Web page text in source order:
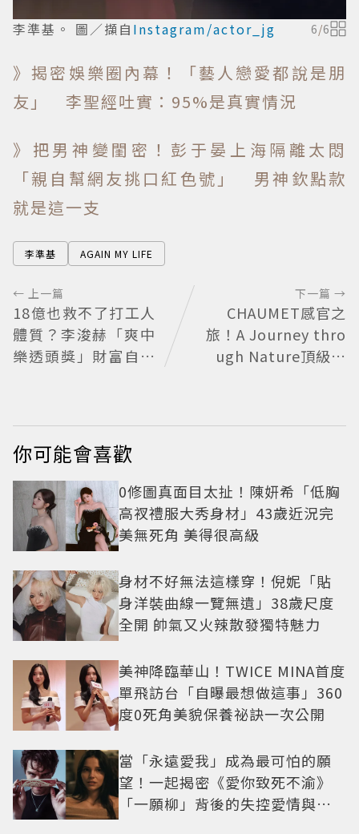
李準基。 圖／擷自 Instagram/actor_jg 6/6
》揭密娛樂圈內幕！「藝人戀愛都說是朋
友」 李聖經吐實：95%是真實情況
》把男神變閨密！彭于晏上海隔離太悶
「親自幫網友挑口紅色號」 男神欽點款
就是這一支
李準基 AGAIN MY LIFE
← 上一篇
18億也救不了打工人
體質？李浚赫「爽中
樂透頭獎」財富自由
下一篇 →
CHAUMET感官之
旅！A Journey thro
ugh Nature頂級珠
你可能會喜歡
0修圖真面目太扯！陳妍希「低胸
高衩禮服大秀身材」43歲近況完
美無死角 美得很高級
身材不好無法這樣穿！倪妮「貼
身洋裝曲線一覽無遺」38歲尺度
全開 帥氣又火辣散發獨特魅力
美神降臨華山！TWICE MINA首度
單飛訪台「自曝最想做這事」360
度0死角美貌保養祕訣一次公開
當「永遠愛我」成為最可怕的願
望！一起揭密《愛你致死不渝》
「一願柳」背後的失控愛情與爆